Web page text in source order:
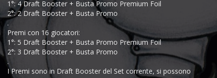
1°: 4 Draft Booster + Busta Promo Premium Foil
2°: 2 Draft Booster + Busta Promo
.
Premi con 16 giocatori:
1°: 5 Draft Booster + Busta Promo Premium Foil
2°: 3 Draft Booster + Busta Promo
.
I Premi sono in Draft Booster del Set corrente, si possono